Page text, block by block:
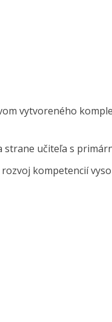
vytvoreného
učiteľa s
kompetencií